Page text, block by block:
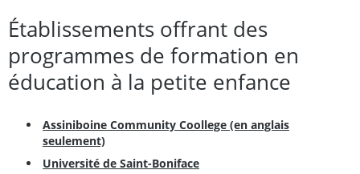
Établissements offrant des
programmes de formation en
éducation à la petite enfance
Assiniboine Community Coollege (en anglais
seulement)
Université de Saint-Boniface